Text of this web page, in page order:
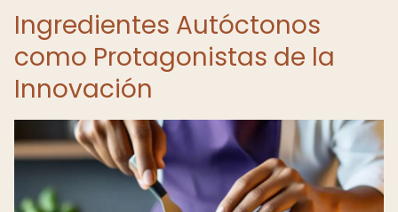
Ingredientes Autóctonos
como Protagonistas de la
Innovación